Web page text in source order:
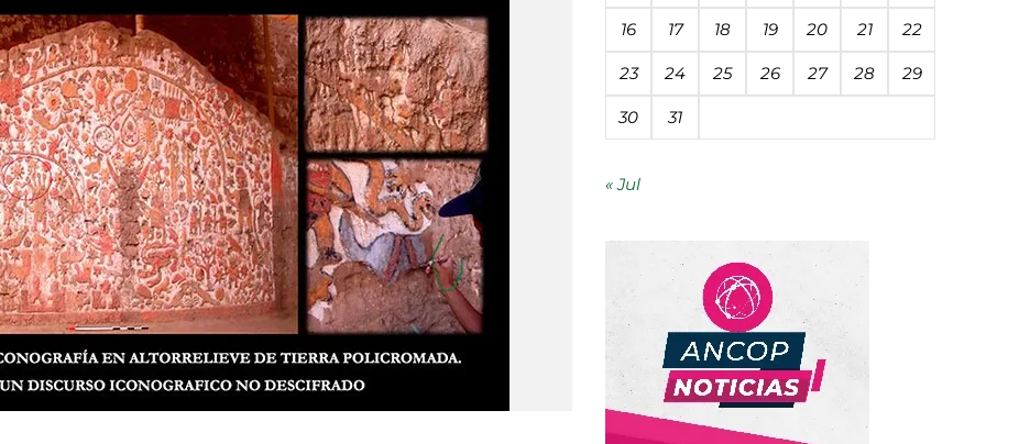
nuevas soluciones verdes mediante el programa StartC
reciclaje, un proyecto para convertir residuos en objetos y darles una segunda vida
16 17 18 19 20 21 22
23 24 25 26 27 28 29
30 31
« Jul